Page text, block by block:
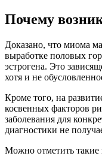
Почему
Доказано, что миома
выработке половых
эстрогена. Это
хотя и не
Кроме того, на
косвенных факторов
заболевания для
диагностики не
Можно отметить такие